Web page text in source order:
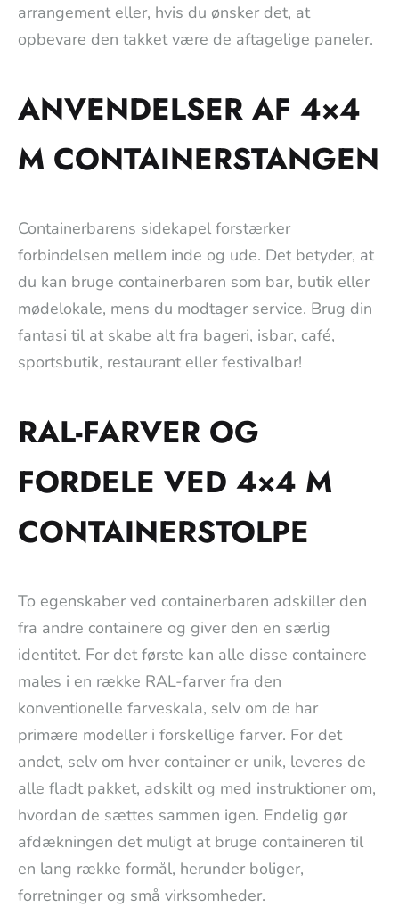
arrangement eller, hvis du ønsker det, at
opbevare den takket være de aftagelige paneler.
ANVENDELSER AF 4×4
M CONTAINERSTANGEN
Containerbarens sidekapel forstærker
forbindelsen mellem inde og ude. Det betyder, at
du kan bruge containerbaren som bar, butik eller
mødelokale, mens du modtager service. Brug din
fantasi til at skabe alt fra bageri, isbar, café,
sportsbutik, restaurant eller festivalbar!
RAL-FARVER OG
FORDELE VED 4×4 M
CONTAINERSTOLPE
To egenskaber ved containerbaren adskiller den
fra andre containere og giver den en særlig
identitet. For det første kan alle disse containere
males i en række RAL-farver fra den
konventionelle farveskala, selv om de har
primære modeller i forskellige farver. For det
andet, selv om hver container er unik, leveres de
alle fladt pakket, adskilt og med instruktioner om,
hvordan de sættes sammen igen. Endelig gør
afdækningen det muligt at bruge containeren til
en lang række formål, herunder boliger,
forretninger og små virksomheder.